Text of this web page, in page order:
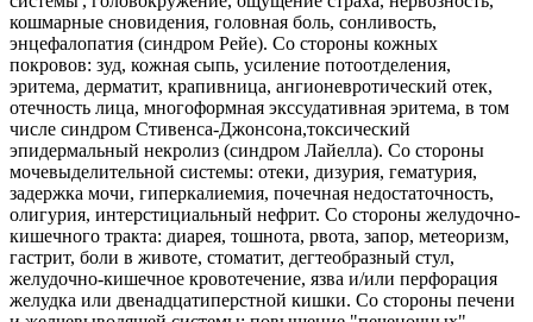
кошмарные сновидения, головная боль, сонливость,
энцефалопатия (синдром Рейе). Со стороны кожных
покровов: зуд, кожная сыпь, усиление потоотделения,
эритема, дерматит, крапивница, ангионевротический отек,
отечность лица, многоформная экссудативная эритема, в том
числе синдром Стивенса-Джонсона,токсический
эпидермальный некролиз (синдром Лайелла). Со стороны
мочевыделительной системы: отеки, дизурия, гематурия,
задержка мочи, гиперкалиемия, почечная недостаточность,
олигурия, интерстициальный нефрит. Со стороны желудочно-
кишечного тракта: диарея, тошнота, рвота, запор, метеоризм,
гастрит, боли в животе, стоматит, дегтеобразный стул,
желудочно-кишечное кровотечение, язва и/или перфорация
желудка или двенадцатиперстной кишки. Со стороны печени